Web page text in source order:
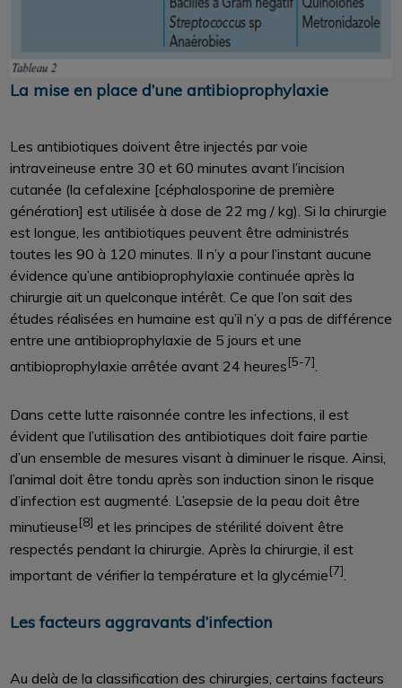
La mise en place d’une antibioprophylaxie
Les antibiotiques doivent être injectés par voie
intraveineuse entre 30 et 60 minutes avant l’incision
cutanée (la cefalexine [céphalosporine de première
génération] est utilisée à dose de 22 mg / kg). Si la chirurgie
est longue, les antibiotiques peuvent être administrés
toutes les 90 à 120 minutes. Il n’y a pour l’instant aucune
évidence qu’une antibioprophylaxie continuée après la
chirurgie ait un quelconque intérêt. Ce que l’on sait des
études réalisées en humaine est qu’il n’y a pas de différence
entre une antibioprophylaxie de 5 jours et une
antibioprophylaxie arrêtée avant 24 heures[5-7].
Dans cette lutte raisonnée contre les infections, il est
évident que l’utilisation des antibiotiques doit faire partie
d’un ensemble de mesures visant à diminuer le risque. Ainsi,
l’animal doit être tondu après son induction sinon le risque
d’infection est augmenté. L’asepsie de la peau doit être
minutieuse[8] et les principes de stérilité doivent être
respectés pendant la chirurgie. Après la chirurgie, il est
important de vérifier la température et la glycémie[7]
Les facteurs aggravants d’infection
Au delà de la classification des chirurgies, certains facteurs